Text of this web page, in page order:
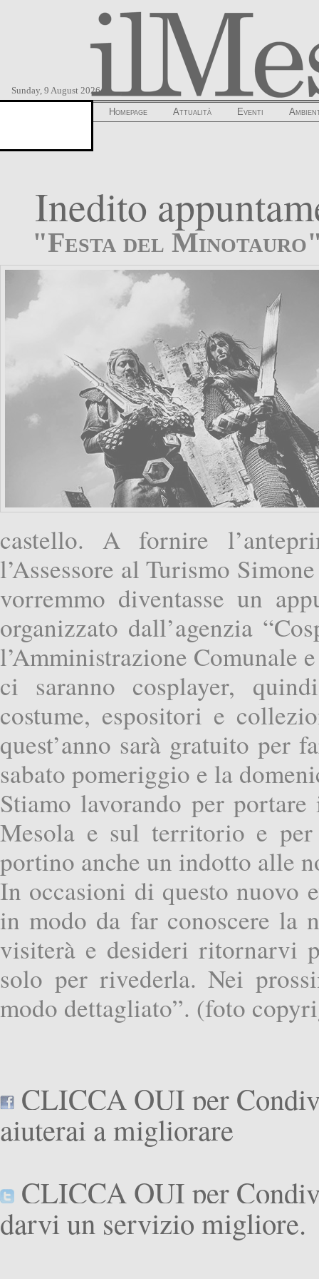
Sunday, 9 August 2026
Homepage Attualità Eventi
Inedito
"Festa del
castello. A fornire
l’Assessore al Turismo
vorremmo diventasse un
organizzato dall’agenzia
l’Amministrazione Comunale
ci saranno cosplayer,
costume, espositori e
quest’anno sarà gratuito per
sabato pomeriggio e la
Stiamo lavorando per
Mesola e sul territorio e
portino anche un indotto alle
In occasioni di questo nuovo
in modo da far conoscere la
visiterà e desideri ritornarvi
solo per rivederla. Nei
modo dettagliato”. (foto
CLICCA QUI per
aiuterai a migliorare
CLICCA QUI per
darvi un servizio migliore.